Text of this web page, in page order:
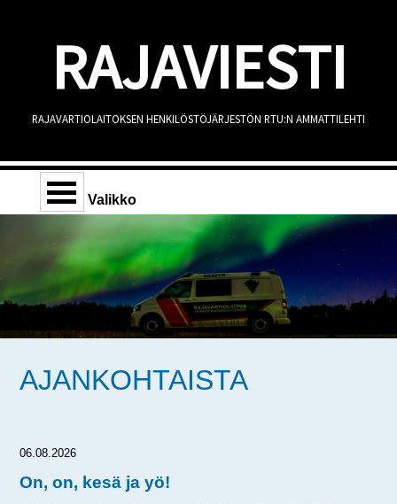
RAJAVIESTI
RAJAVARTIOLAITOKSEN HENKILÖSTÖJÄRJESTÖN RTU:N AMMATTILEHTI
Valikko
AJANKOHTAISTA
06.08.2026
On, on, kesä ja yö!